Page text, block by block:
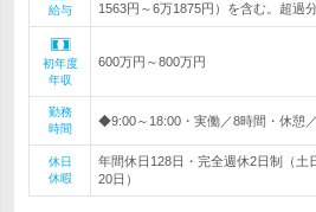
給与
1563円～6万1875円）を含む。超過
初年度
年収
600万円～800万円
勤務
時間
◆9:00～18:00・実働／8時間・休憩
休日
休暇
年間休日128日・完全週休2日制（土
20日）